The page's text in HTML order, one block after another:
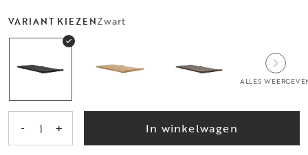
VARIANT KIEZENZwart
ALLES
- 1 + In winkelwagen